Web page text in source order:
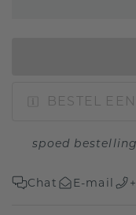
BESTEL
spoed
Chat E-mail